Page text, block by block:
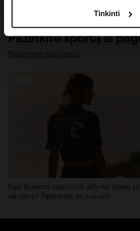
analitinius tyrimus, pritaikyti turinį ir
partnerių siūlomus sprendimus
Išsamią informaciją rasite mūsų
skiltyje „Išsami informacija“.
Tinkinti
Pažinkite sportą iš
Patikrinkite visus įrašus
Kaip tinkamai pasiruošti aktyviai dienai
vandens? Patariame, ką susidėti